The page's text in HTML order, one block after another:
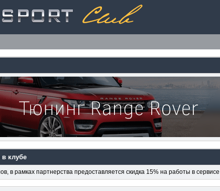
в клубе
в рамках партнерства предоставляется скидка 15% на работы в сервисе